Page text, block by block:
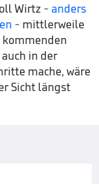
Wirtz - anders
- mittlerweile
kommenden
in der
mache, wäre
Sicht längst